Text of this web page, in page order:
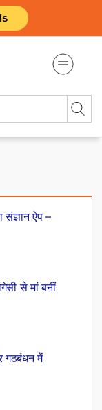
ऐप –
से मां बनीं
गठबंधन में